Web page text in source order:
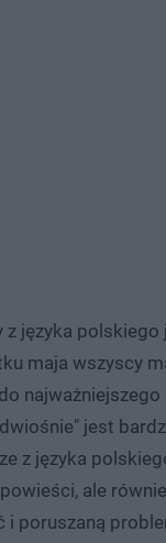
z języka polskiego
maja wszyscy
jest
z języka
ale
poruszaną